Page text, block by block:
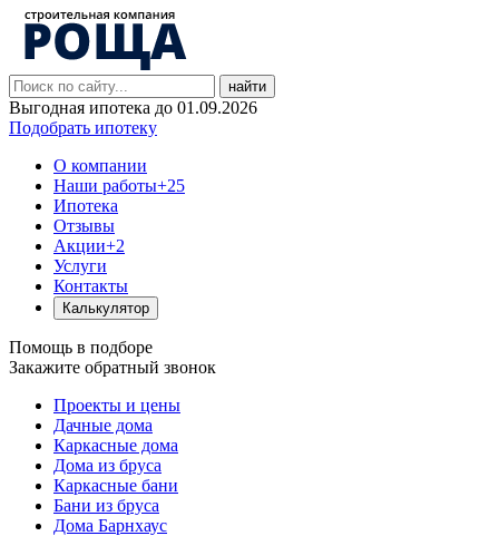
найти
Выгодная ипотека до 01.09.2026
Подобрать ипотеку
О компании
Наши работы+25
Ипотека
Отзывы
Акции+2
Услуги
Контакты
Калькулятор
Помощь в подборе
Закажите обратный звонок
Проекты и цены
Дачные дома
Каркасные дома
Дома из бруса
Каркасные бани
Бани из бруса
Дома Барнхаус